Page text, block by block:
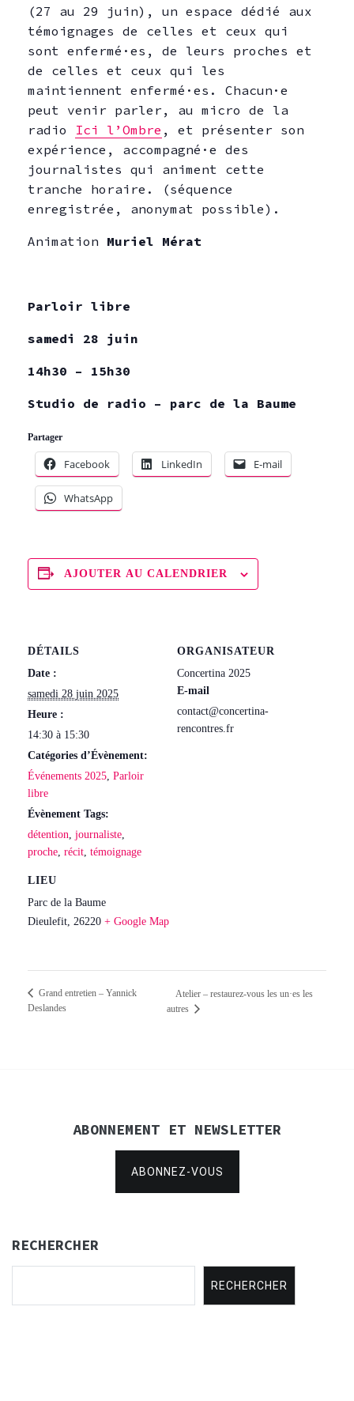
(27 au 29 juin), un espace dédié aux
témoignages de celles et ceux qui
sont enfermé·es, de leurs proches et
de celles et ceux qui les
maintiennent enfermé·es. Chacun·e
peut venir parler, au micro de la
radio Ici l’Ombre , et présenter son
expérience, accompagné·e des
journalistes qui animent cette
tranche horaire. (séquence
enregistrée, anonymat possible).
Animation Muriel Mérat
Parloir libre
samedi 28 juin
14h30 – 15h30
Studio de radio – parc de la Baume
Partager
Facebook LinkedIn E-mail
WhatsApp
AJOUTER AU CALENDRIER
DÉTAILS
Date :
samedi 28 juin 2025
Heure :
14:30 à 15:30
Catégories d’Évènement:
Événements 2025 Parloir
libre
Évènement Tags:
détention journaliste
proche récit témoignage
LIEU
Parc de la Baume
Dieulefit, 26220 + Google Map
ORGANISATEUR
Concertina 2025
E-mail
contact@concertina-
rencontres.fr
Grand entretien – Yannick
Deslandes
Atelier – restaurez-vous les un·es les
autres
ABONNEMENT ET NEWSLETTER
ABONNEZ-VOUS
RECHERCHER
RECHERCHER